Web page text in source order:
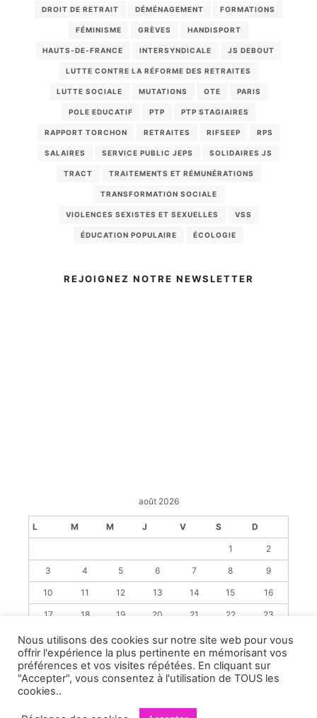
DROIT DE RETRAIT DÉMÉNAGEMENT FORMATIONS
FÉMINISME GRÈVES HANDISPORT
HAUTS-DE-FRANCE INTERSYNDICALE JS DEBOUT
LUTTE CONTRE LA RÉFORME DES RETRAITES
LUTTE SOCIALE MUTATIONS OTE PARIS
POLE EDUCATIF PTP PTP STAGIAIRES
RAPPORT TORCHON RETRAITES RIFSEEP RPS
SALAIRES SERVICE PUBLIC JEPS SOLIDAIRES JS
TRACT TRAITEMENTS ET RÉMUNÉRATIONS
TRANSFORMATION SOCIALE
VIOLENCES SEXISTES ET SEXUELLES VSS
ÉDUCATION POPULAIRE ÉCOLOGIE
REJOIGNEZ NOTRE NEWSLETTER
août 2026
L M M J V S D
1 2
3 4 5 6 7 8 9
10 11 12 13 14 15 16
17 18 19 20 21 22 23
24 25 26 27 28 29 30
31
« Juil
Nous utilisons des cookies sur notre site web pour vous
offrir l'expérience la plus pertinente en mémorisant vos
préférences et vos visites répétées. En cliquant sur
"Accepter", vous consentez à l'utilisation de TOUS les
cookies..